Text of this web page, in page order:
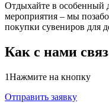
Отдыхайте в особенный
мероприятия – мы
покупки сувениров для
Как с нами
1Нажмите на кнопку
Отправить заявку